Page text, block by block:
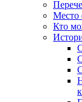
Место
Кто